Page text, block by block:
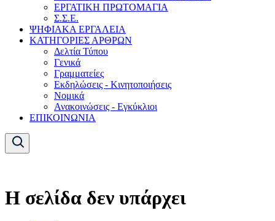
ΕΡΓΑΤΙΚΗ ΠΡΩΤΟΜΑΓΙΑ
Σ.Σ.Ε.
ΨΗΦΙΑΚΑ ΕΡΓΑΛΕΙΑ
ΚΑΤΗΓΟΡΙΕΣ ΑΡΘΡΩΝ
Δελτία Τύπου
Γενικά
Γραμματείες
Εκδηλώσεις - Κινητοποιήσεις
Νομικά
Ανακοινώσεις - Εγκύκλιοι
ΕΠΙΚΟΙΝΩΝΙΑ
Η σελίδα δεν υπάρχει